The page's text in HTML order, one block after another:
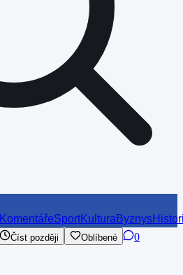
KomentářeSportKultura Byznys
Číst později Oblíbené
0